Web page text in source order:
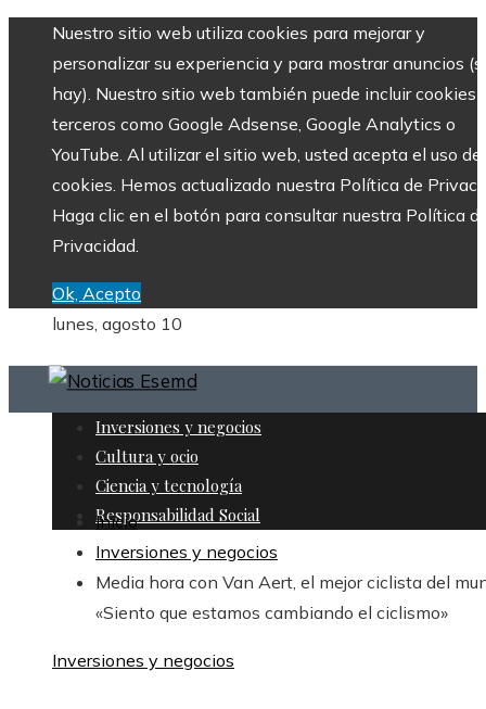
Nuestro sitio web utiliza cookies para mejorar y
personalizar su experiencia y para mostrar anuncios
hay). Nuestro sitio web también puede incluir cookies
terceros como Google Adsense, Google Analytics o
YouTube. Al utilizar el sitio web, usted acepta el uso de
cookies. Hemos actualizado nuestra Política de
Haga clic en el botón para consultar nuestra Política
Privacidad.
Ok, Acepto
lunes, agosto 10
Inversiones y negocios
Cultura y ocio
Ciencia y tecnología
Responsabilidad Social
Inicio
Inversiones y negocios
Media hora con Van Aert, el mejor ciclista del
«Siento que estamos cambiando el ciclismo»
Inversiones y negocios